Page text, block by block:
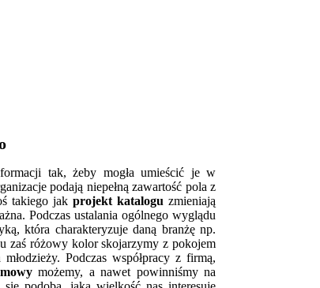
tak, żeby mogła umieścić je w
podają niepełną zawartość pola z
takiego jakprojekt katalogu zmieniają
Podczas ustalania ogólnego wyglądu
która charakteryzuje daną branżę np.
zaś różowy kolor skojarzymy z pokojem
Podczas współpracy z firmą,
możemy, a nawet powinniśmy na